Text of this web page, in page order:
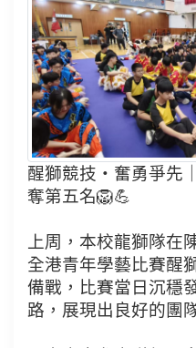
醒獅競技・奮勇爭先
奪第五名🦁💪
上周，本校龍獅隊在
全港青年學藝比賽醒
備戰，比賽當日沉穩
路，展現出良好的團